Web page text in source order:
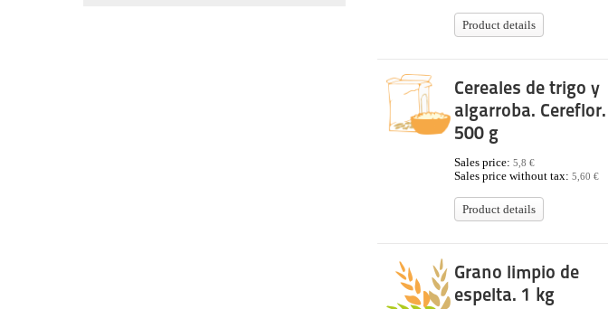
Product details
Cereales de trigo y
algarroba. Cereflor.
500 g
Sales price: 5,8 €
Sales price without tax: 5,60 €
Product details
Grano limpio de
espelta. 1 kg